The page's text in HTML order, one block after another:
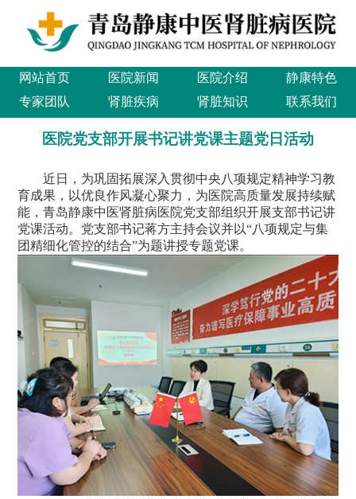
网站首页 医院新闻 医院介绍
静康特色
专家团队
肾脏疾病 肾脏知识 联系我们
医院党支部开展书记讲党课主题党日活动
近日，为巩固拓展深入贯彻中央八项规定精神学习教
育成果，以优良作风凝心聚力，为医院高质量发展持续赋
能，青岛静康中医肾脏病医院党支部组织开展支部书记讲
党课活动。党支部书记蒋方主持会议并以“八项规定与集
团精细化管控的结合”为题讲授专题党课。